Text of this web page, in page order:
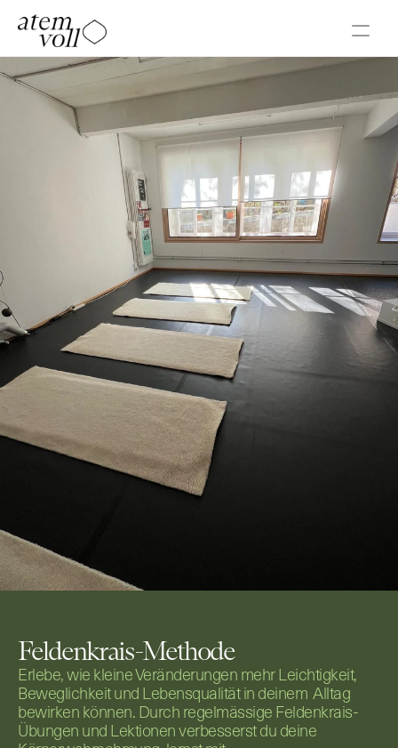
Home
Angebot
Kontakt
Über mich
Feldenkrais-Methode
Erlebe, wie kleine Veränderungen mehr Leichtigkeit,
Beweglichkeit und Lebensqualität in deinem  Alltag
bewirken können. Durch regelmässige Feldenkrais-
Übungen und Lektionen verbesserst du deine